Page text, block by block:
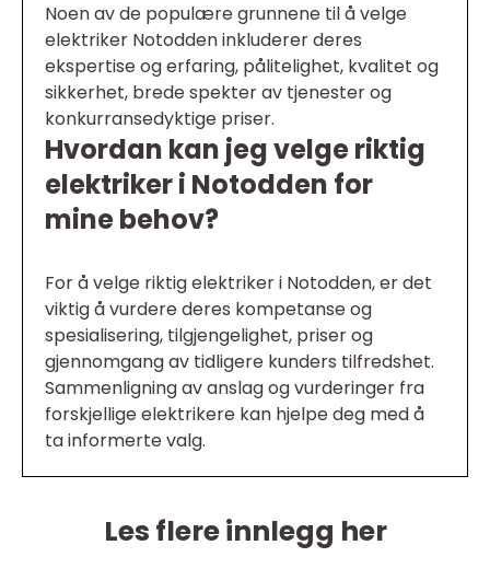
Noen av de populære grunnene til å velge
elektriker Notodden inkluderer deres
ekspertise og erfaring, pålitelighet, kvalitet og
sikkerhet, brede spekter av tjenester og
konkurransedyktige priser.
Hvordan kan jeg velge riktig
elektriker i Notodden for
mine behov?
For å velge riktig elektriker i Notodden, er det
viktig å vurdere deres kompetanse og
spesialisering, tilgjengelighet, priser og
gjennomgang av tidligere kunders tilfredshet.
Sammenligning av anslag og vurderinger fra
forskjellige elektrikere kan hjelpe deg med å
ta informerte valg.
Les flere innlegg her